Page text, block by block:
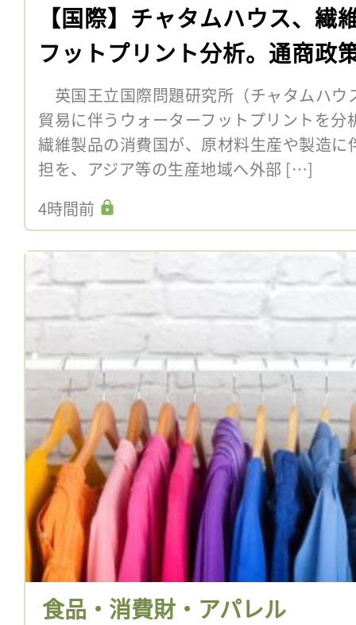
【国際】チャタムハウス、繊
フットプリント分析。通商政
英国王立国際問題研究所（チャタムハウ
貿易に伴うウォーターフットプリントを
繊維製品の消費国が、原材料生産や製造
担を、アジア等の生産地域へ外部 […]
4時間前
食品・消費財・アパレル